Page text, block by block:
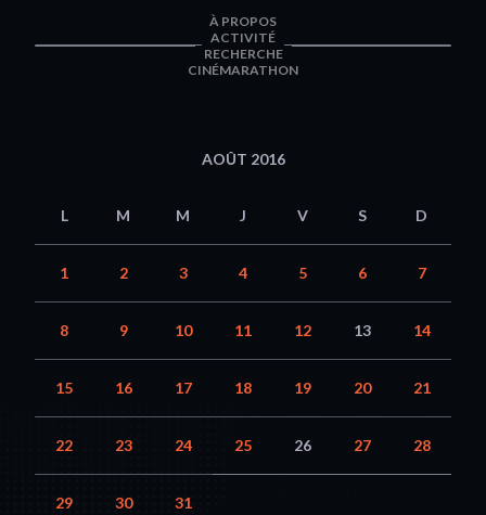
À PROPOS
ACTIVITÉ
RECHERCHE
CINÉMARATHON
AOÛT 2016
L M M J V S D
1 2 3 4 5 6 7
8 9 10 11 12 13 14
15 16 17 18 19 20 21
22 23 24 25 26 27 28
29 30 31